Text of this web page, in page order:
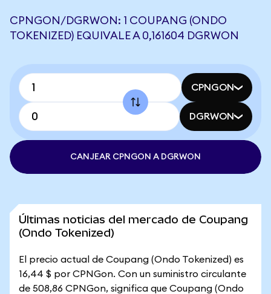
CPNGON/DGRWON: 1 COUPANG (ONDO
TOKENIZED) EQUIVALE A 0,161604 DGRWON
CPNGON
DGRWON
CANJEAR CPNGON A DGRWON
Últimas noticias del mercado de Coupang
(Ondo Tokenized)
El precio actual de Coupang (Ondo Tokenized) es
16,44 $ por CPNGon. Con un suministro circulante
de 508,86 CPNGon, significa que Coupang (Ondo